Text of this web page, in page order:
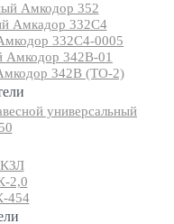
Амкодор 352
Амкадор 332С4
332С4-0005
Амкодор 342В-01
342В (ТО-2)
универсальный
2,0
454